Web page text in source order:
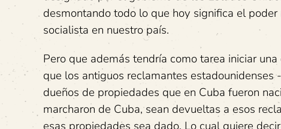
desmontando todo lo que hoy significa el
socialista en nuestro país.
Pero que además tendría como tarea iniciar
que los antiguos reclamantes
dueños de propiedades que en Cuba fueron
marcharon de Cuba, sean devueltas a esos